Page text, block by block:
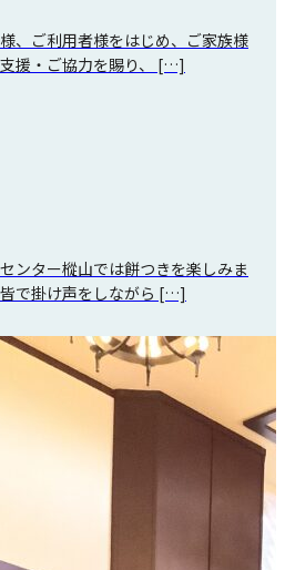
、ご利用者様をはじめ、ご家族様
援・ご協力を賜り、 […]
ンター樅山では餅つきを楽しみま
で掛け声をしながら […]